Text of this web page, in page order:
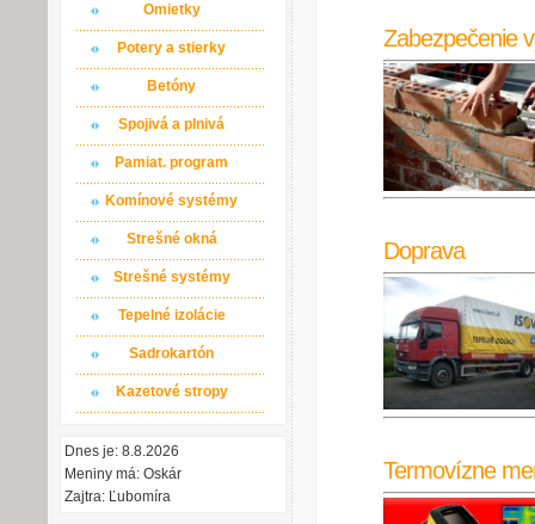
Omietky
Potery a stierky
Betóny
Spojivá a plnivá
Pamiat. program
Komínové systémy
Strešné okná
Strešné systémy
Tepelné izolácie
Sadrokartón
Kazetové stropy
Dnes je: 8.8.2026
Meniny má: Oskár
Zajtra: Ľubomíra
Zabezpečenie
Doprava
Termovízne